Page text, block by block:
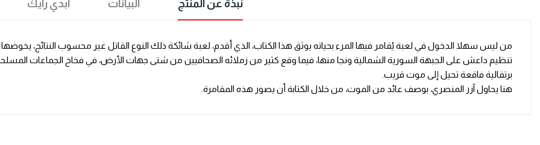
نبذة عن المنتج البيانات ابدي رأيك
من ليس سهلا الدخول في لعبة يُقامر فيها المرء بحياته يوثق هذا الكتاب، الذي أقدم، لعبة شائكة ذلك النوع القاتل غير محسوب النتائج،
تنظيم داعش على الجبهة السورية الشمالية ونجا منها، فيما وقع كثير من زملائه الصحافيين من شتى جهات الأرض، في فخاخ الجماعات المسلحة
برتقالية فاقعة تحيل إلى موت قريب.
هنا يحاول آزر المنصري، بوصف عائد من الموت، من خلال الكتابة أن يصور هذه المقامرة.